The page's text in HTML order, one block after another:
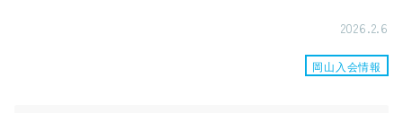
2026.2.6
岡山入会情報